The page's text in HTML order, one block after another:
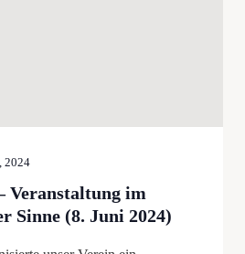
Veranstaltung im
Sinne (8. Juni 2024)
2024